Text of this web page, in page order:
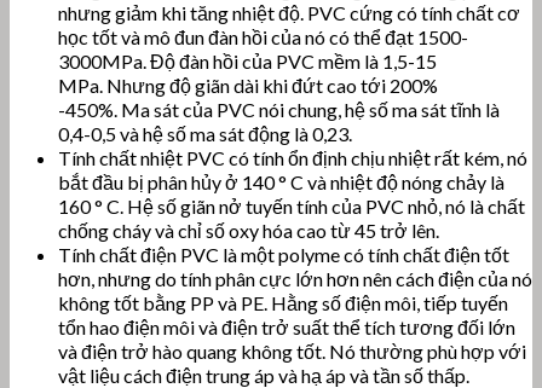
nhưng giảm khi tăng nhiệt độ. PVC cứng có tính chất cơ
học tốt và mô đun đàn hồi của nó có thể đạt 1500-
3000MPa. Độ đàn hồi của PVC mềm là 1,5-15
MPa. Nhưng độ giãn dài khi đứt cao tới 200%
-450%. Ma sát của PVC nói chung, hệ số ma sát tĩnh là
0,4-0,5 và hệ số ma sát động là 0,23.
Tính chất nhiệt PVC có tính ổn định chịu nhiệt rất kém, nó
bắt đầu bị phân hủy ở 140 ° C và nhiệt độ nóng chảy là
160 ° C. Hệ số giãn nở tuyến tính của PVC nhỏ, nó là chất
chống cháy và chỉ số oxy hóa cao từ 45 trở lên.
Tính chất điện PVC là một polyme có tính chất điện tốt
hơn, nhưng do tính phân cực lớn hơn nên cách điện của nó
không tốt bằng PP và PE. Hằng số điện môi, tiếp tuyến
tổn hao điện môi và điện trở suất thể tích tương đối lớn
và điện trở hào quang không tốt. Nó thường phù hợp với
vật liệu cách điện trung áp và hạ áp và tần số thấp.